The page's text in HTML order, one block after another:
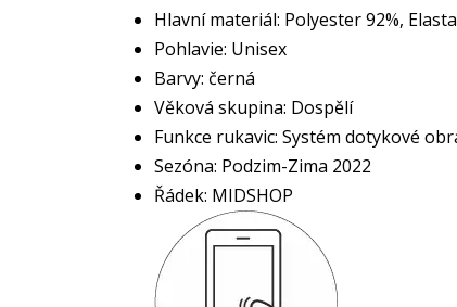
Hlavní materiál: Polyester 92%,
Pohlavie: Unisex
Barvy: černá
Věková skupina: Dospělí
Funkce rukavic: Systém dotykové
Sezóna: Podzim-Zima 2022
Řádek: MIDSHOP